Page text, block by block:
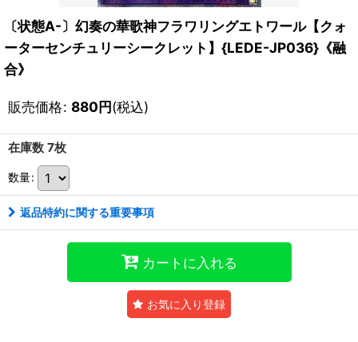
〔状態A-〕幻奏の華歌神フラワリングエトワール【クォ
ーターセンチュリーシークレット】{LEDE-JP036}《融
合》
販売価格: 880円(税込)
在庫数 7枚
数量:
返品特約に関する重要事項
カートに入れる
お気に入り登録